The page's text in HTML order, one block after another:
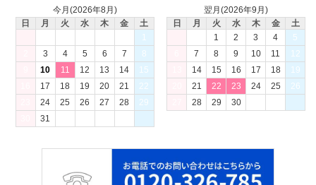
今月(2026年8月)
日
月 火 水 木 金
土
1
3 4 5 6 7
8
10 11 12 13 14
15
17 18 19 20 21
22
24 25 26 27 28
29
31
翌月(2026年9月)
日
月 火 水 木 金
土
1
2 3 4
5
7 8 9 10 11
12
14 15 16 17 18
19
21 22 23 24 25
26
28 29 30